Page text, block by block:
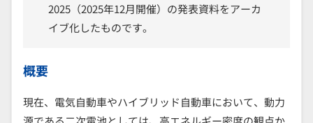
2025（2025年12月開催）の発表資料をアーカ
イブ化したものです。
概要
現在、電気自動車やハイブリッド自動車において、動力